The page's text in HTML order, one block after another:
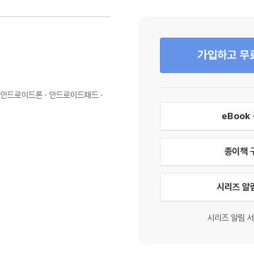
안드로이드폰
안드로이드패드
가입하고 무
eBook
종이책
시리즈 알
시리즈 알림